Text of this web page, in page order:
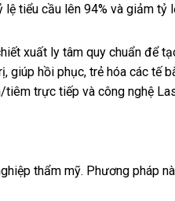
tiểu cầu lên 94% và giảm tỷ
xuất ly tâm quy chuẩn để
giúp hồi phục, trẻ hóa các tế
trực tiếp và công nghệ
thẩm mỹ. Phương pháp